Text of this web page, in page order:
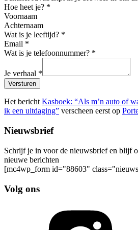
Hoe heet je? *
Voornaam
Achternaam
Wat is je leeftijd? *
Email *
Wat is je telefoonnummer? *
Je verhaal *
Versturen
Het bericht Kasboek: “Als m’n auto of
ik een uitdaging” verscheen eerst op
Nieuwsbrief
Schrijf je in voor de nieuwsbrief en blijf
nieuwe berichten
[mc4wp_form id="88603"
Volg ons